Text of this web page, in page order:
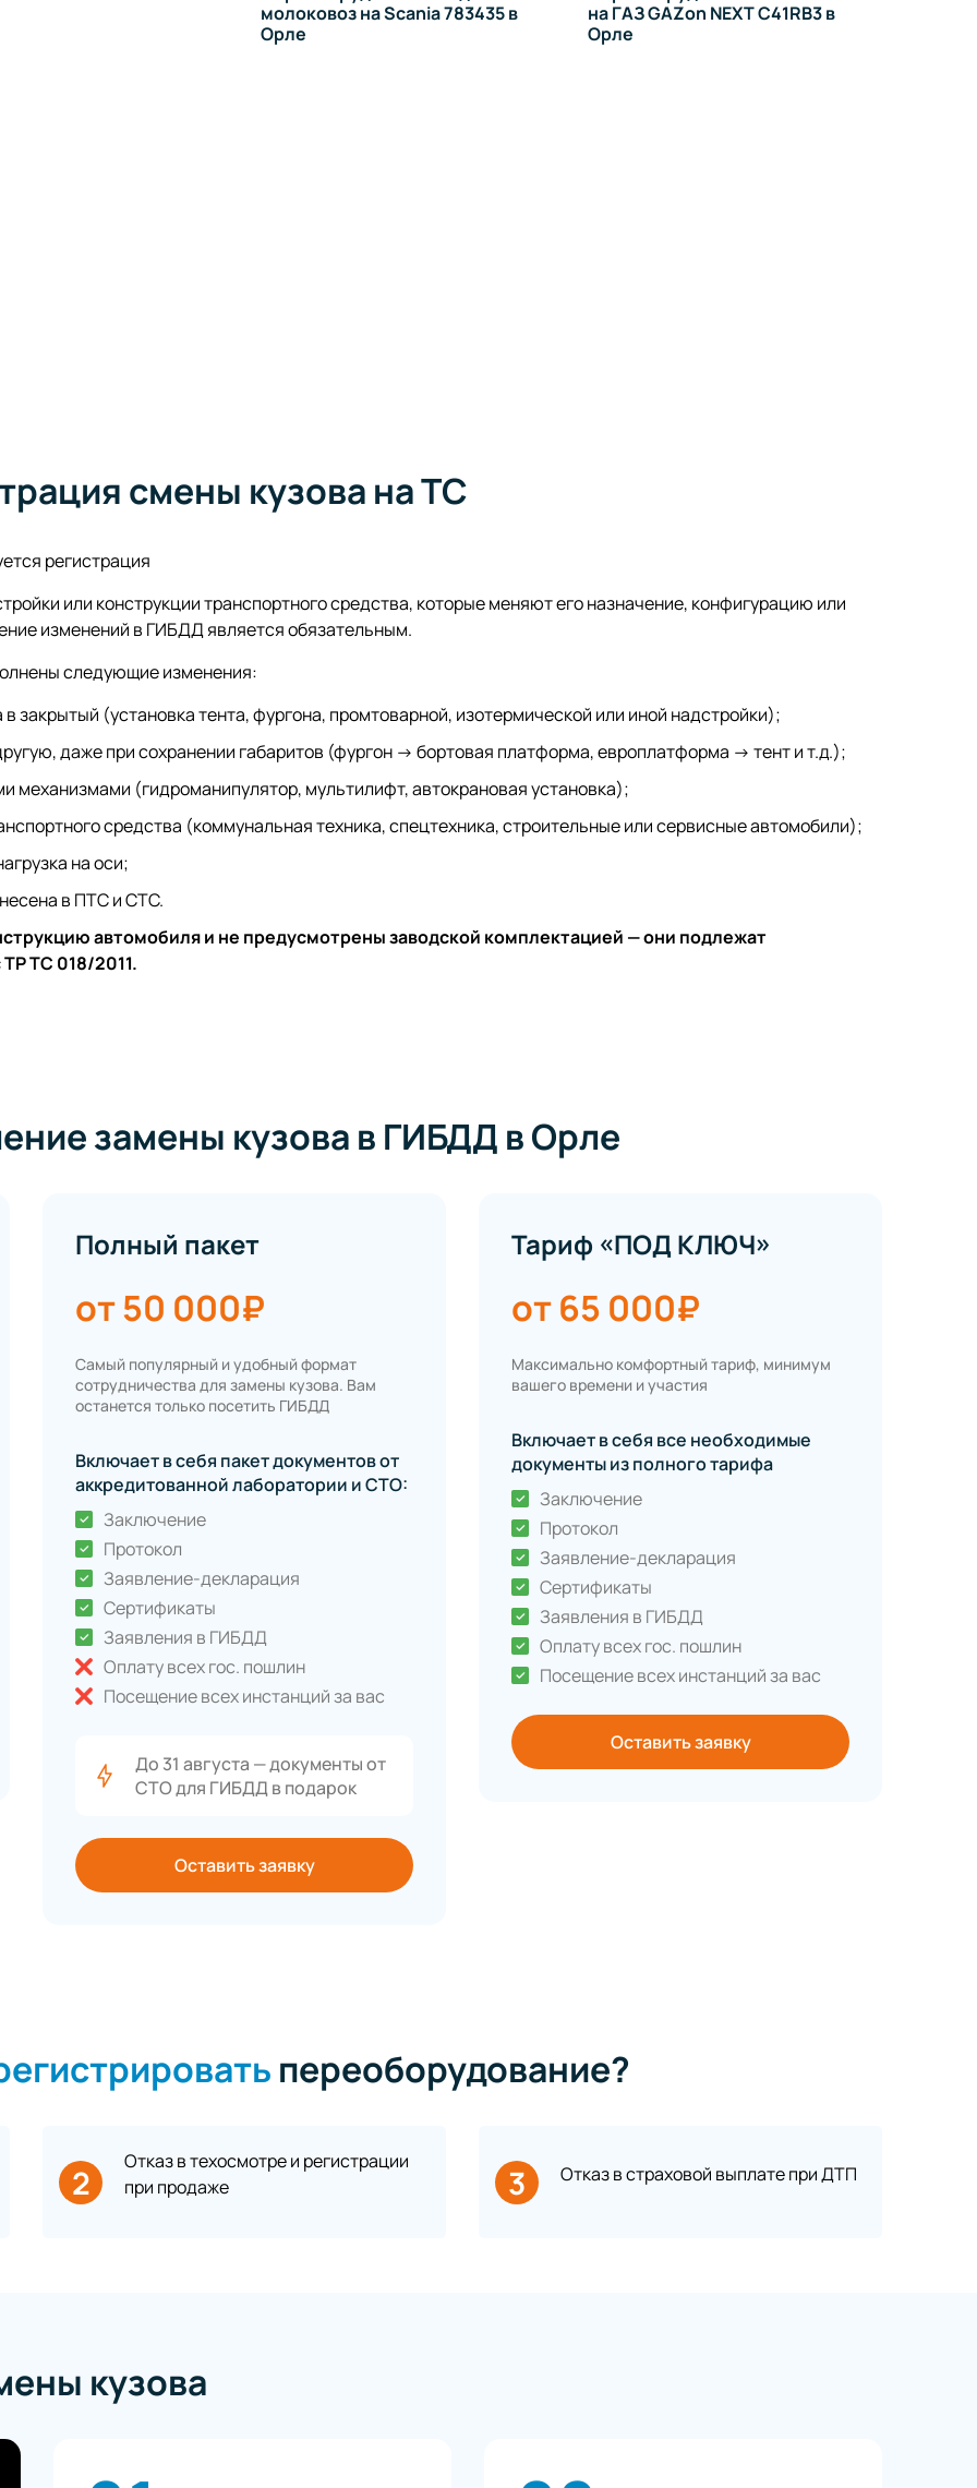
молоковоз на Scania 783435 в
Орле
на ГАЗ GAZon NEXT C41RB3 в
Орле
смены кузова на ТС
регистрация
или конструкции транспортного средства, которые меняют его назначение, конфигурацию или
изменений в ГИБДД является обязательным.
следующие изменения:
закрытый (установка тента, фургона, промтоварной, изотермической или иной надстройки);
даже при сохранении габаритов (фургон → бортовая платформа, европлатформа → тент и т.д.);
механизмами (гидроманипулятор, мультилифт, автокрановая установка);
средства (коммунальная техника, спецтехника, строительные или сервисные автомобили);
на оси;
в ПТС и СТС.
автомобиля и не предусмотрены заводской комплектацией — они подлежат
ТС 018/2011.
замены кузова в ГИБДД в Орле
Полный пакет
от 50 000₽
Самый популярный и удобный формат
сотрудничества для замены кузова. Вам
останется только посетить ГИБДД
Включает в себя пакет документов от
аккредитованной лаборатории и СТО:
Заключение
Протокол
Заявление-декларация
Сертификаты
Заявления в ГИБДД
Оплату всех гос. пошлин
Посещение всех инстанций за вас
До 31 августа — документы от
СТО для ГИБДД в подарок
Оставить заявку
Тариф «ПОД КЛЮЧ»
от 65 000₽
Максимально комфортный тариф, минимум
вашего времени и участия
Включает в себя все необходимые
документы из полного тарифа
Заключение
Протокол
Заявление-декларация
Сертификаты
Заявления в ГИБДД
Оплату всех гос. пошлин
Посещение всех инстанций за вас
Оставить заявку
переоборудование?
2
Отказ в техосмотре и регистрации
при продаже
3 Отказ в страховой выплате при ДТП
кузова